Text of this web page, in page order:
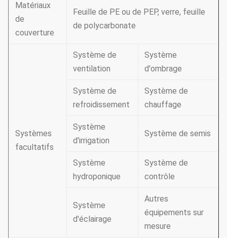
Matériaux
de
couverture
Feuille de PE ou de PEP, verre, feuille
de polycarbonate
Systèmes
facultatifs
Système de
ventilation
Système
d'ombrage
Système de
refroidissement
Système de
chauffage
Système
d'irrigation
Système de semis
Système
hydroponique
Système de
contrôle
Système
d'éclairage
Autres
équipements sur
mesure